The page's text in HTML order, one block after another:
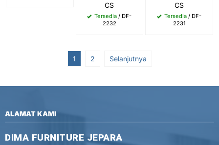
CS
Tersedia / DF-
2232
CS
Tersedia / DF-
2231
1 2 Selanjutnya
ALAMAT KAMI
DIMA FURNITURE JEPARA